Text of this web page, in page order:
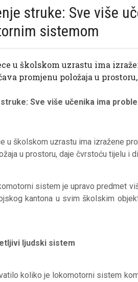
struke: Sve više
sistemom
u školskom uzrastu ima
promjenu položaja u
Sve više učenika ima
u školskom uzrastu ima izražene
u prostoru, daje čvrstoću tijelu i
sistem je upravo predmet
kantona u svim školskim
ljudski sistem
koliko je lokomotorni sistem